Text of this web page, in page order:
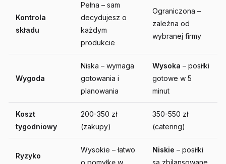
Kontrola
składu
Pełna – sam
decydujesz o
każdym
produkcie
Ograniczona –
zależna od
wybranej firmy
Wygoda
Niska – wymaga
gotowania i
planowania
Wysoka – posiłki
gotowe w 5
minut
Koszt
tygodniowy
200-350 zł
(zakupy)
350-550 zł
(catering)
Ryzyko
Wysokie – łatwo
o pomyłkę w
Niskie – posiłki
są zbilansowane